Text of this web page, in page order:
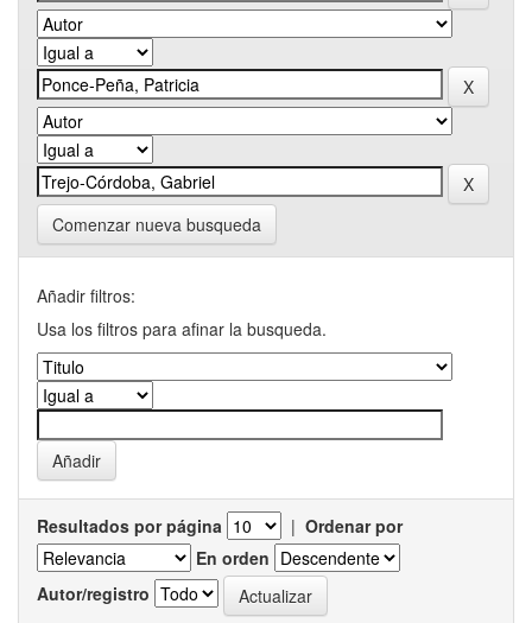
Comenzar nueva busqueda
Añadir filtros:
Usa los filtros para afinar la busqueda.
Resultados por página | Ordenar por
En orden
Autor/registro